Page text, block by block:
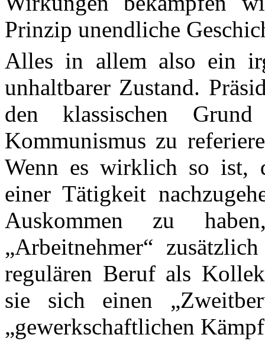
Prinzip unendliche
Alles in allem also ein
unhaltbarer Zustand.
den klassischen
Kommunismus zu
Wenn es wirklich so ist,
einer Tätigkeit
Auskommen zu
„Arbeitnehmer“
regulären Beruf als
sie sich einen
„gewerkschaftlichen